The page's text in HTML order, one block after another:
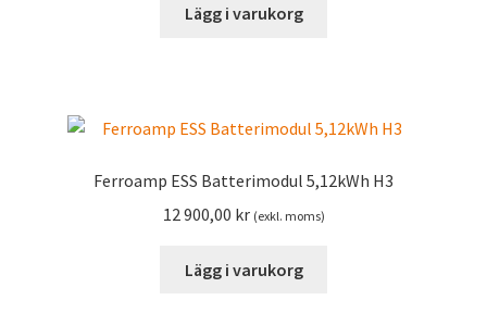
Lägg i varukorg
Ferroamp ESS Batterimodul 5,12kWh H3
12 900,00 kr (exkl. moms)
Lägg i varukorg